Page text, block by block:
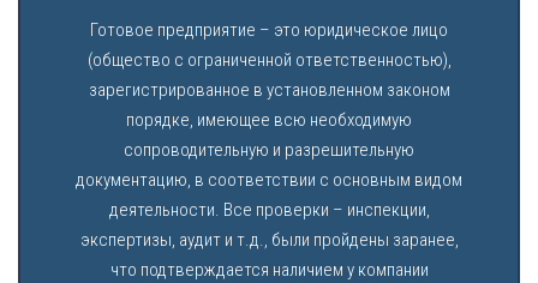
Готовое предприятие – это юридическое лицо
(общество с ограниченной ответственностью),
зарегистрированное в установленном законом
порядке, имеющее всю необходимую
сопроводительную и разрешительную
документацию, в соответствии с основным видом
деятельности. Все проверки – инспекции,
экспертизы, аудит и т.д., были пройдены заранее,
что подтверждается наличием у компании